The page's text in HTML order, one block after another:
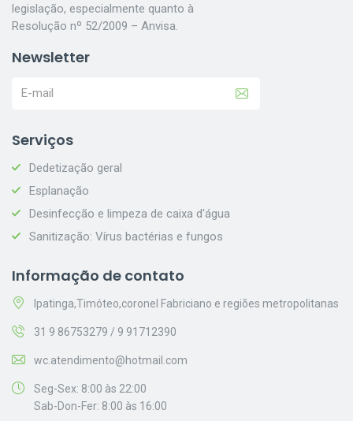
legislação, especialmente quanto à
Resolução nº 52/2009 – Anvisa.
Newsletter
Serviços
Dedetização geral
Esplanação
Desinfecção e limpeza de caixa d'água
Sanitização: Vírus bactérias e fungos
Informação de contato
Ipatinga,Timóteo,coronel Fabriciano e regiões metropolitanas
31 9 86753279 / 9 91712390
wc.atendimento@hotmail.com
Seg-Sex: 8:00 às 22:00
Sab-Don-Fer: 8:00 às 16:00